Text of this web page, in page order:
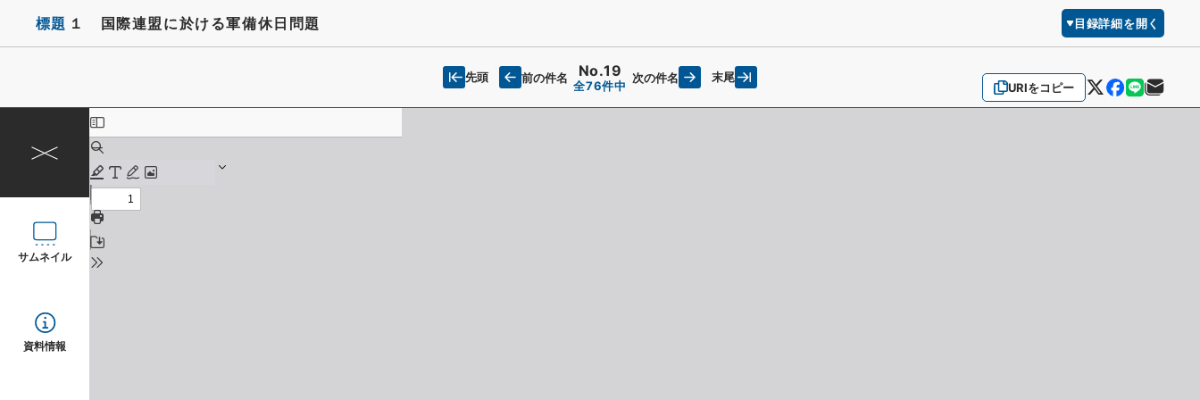
標題 １ 国際連盟に於ける軍備休日問題 目録詳細を開く
URIをコピー
先頭 前の件名 No.19
全76件中
次の件名 末尾
サムネイル
資料情報